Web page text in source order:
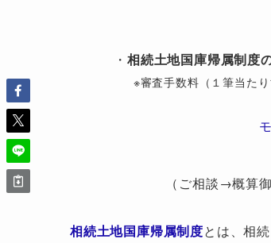
・相続土地国庫帰属制度
※審査手数料（１筆当た
（ご相談→概算
相続土地国庫帰属制度とは、相